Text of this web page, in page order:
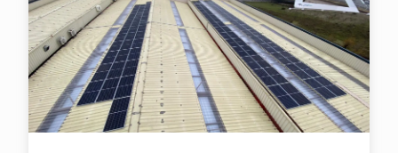
fotovoltaico del 75%. El ahorro anual en la
factura de la luz es del 31%, lo que
equivale a 71.320€ el primer año y
2.012.438€ a los 25 años.